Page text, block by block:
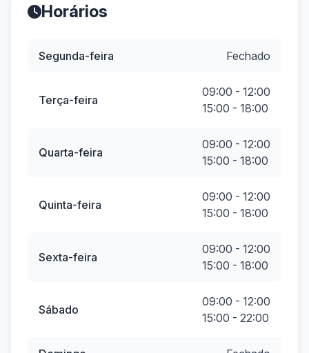
Horários
Segunda-feira Fechado
Terça-feira
09:00 - 12:00
15:00 - 18:00
Quarta-feira
09:00 - 12:00
15:00 - 18:00
Quinta-feira
09:00 - 12:00
15:00 - 18:00
Sexta-feira
09:00 - 12:00
15:00 - 18:00
Sábado
09:00 - 12:00
15:00 - 22:00